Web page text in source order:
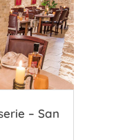
– San